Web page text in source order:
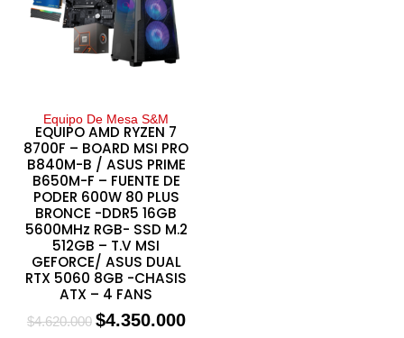
Equipo De Mesa S&M
EQUIPO AMD RYZEN 7
8700F – BOARD MSI PRO
B840M-B / ASUS PRIME
B650M-F – FUENTE DE
PODER 600W 80 PLUS
BRONCE -DDR5 16GB
5600MHz RGB- SSD M.2
512GB – T.V MSI
GEFORCE/ ASUS DUAL
RTX 5060 8GB -CHASIS
ATX – 4 FANS
$4.620.000 $4.350.000